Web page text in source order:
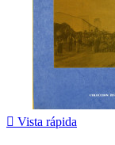
 Vista rápida